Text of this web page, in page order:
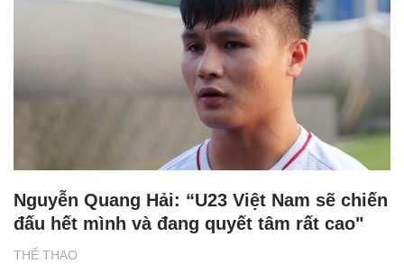
THỂ THAO
Nguyễn Quang Hải: “U23 Việt Nam sẽ chiến
đấu hết mình và đang quyết tâm rất cao"